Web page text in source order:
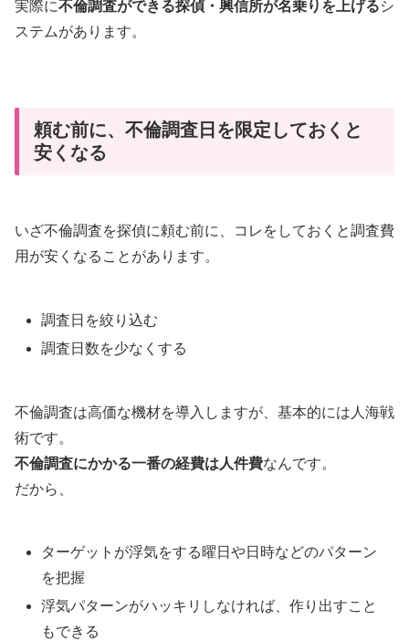
実際に不倫調査ができる探偵・興信所が名乗りを上げるシ
ステムがあります。
頼む前に、不倫調査日を限定しておくと
安くなる
いざ不倫調査を探偵に頼む前に、コレをしておくと調査費
用が安くなることがあります。
調査日を絞り込む
調査日数を少なくする
不倫調査は高価な機材を導入しますが、基本的には人海戦
術です。
不倫調査にかかる一番の経費は人件費なんです。
だから、
ターゲットが浮気をする曜日や日時などのパターン
を把握
浮気パターンがハッキリしなければ、作り出すこと
もできる